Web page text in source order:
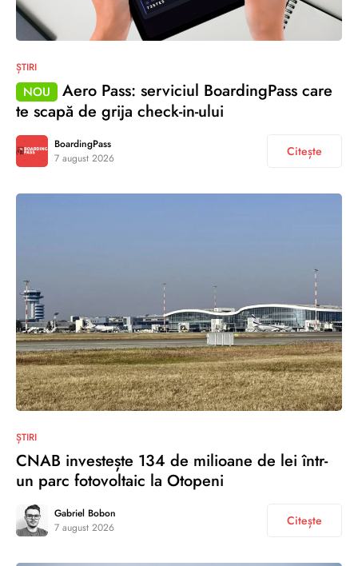
ȘTIRI
NOU
Aero Pass: serviciul BoardingPass care
te scapă de grija check-in-ului
BoardingPass
7 august 2026
Citește
ȘTIRI
CNAB investește 134 de milioane de lei într-
un parc fotovoltaic la Otopeni
Gabriel Bobon
7 august 2026
Citește